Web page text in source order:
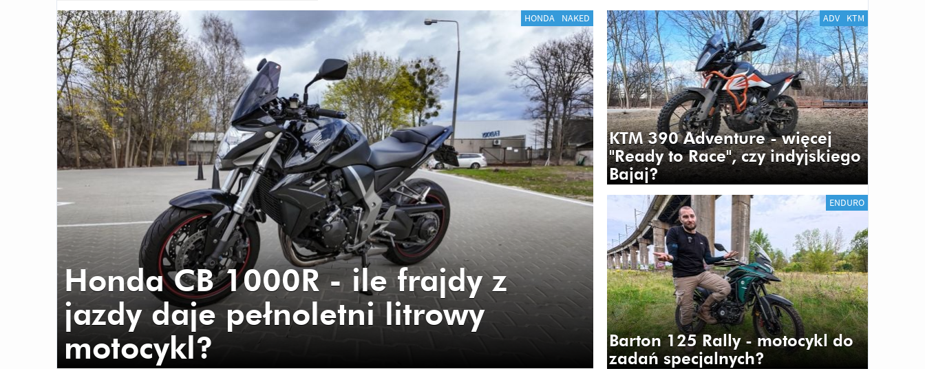
HONDA NAKED
Honda CB 1000R - ile frajdy z
jazdy daje pełnoletni litrowy
motocykl?
KTM 390 Adventure - więcej
"Ready to Race", czy indyjskiego
Bajaj?
ADV KTM
Barton 125 Rally - motocykl do
zadań specjalnych?
ENDURO